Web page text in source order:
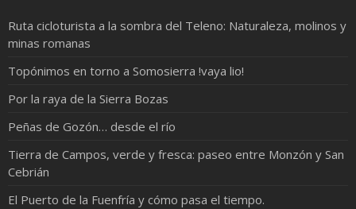
Ruta cicloturista a la sombra del Teleno: Naturaleza, molinos y
minas romanas
Topónimos en torno a Somosierra !vaya lio!
Por la raya de la Sierra Bozas
Peñas de Gozón… desde el río
Tierra de Campos, verde y fresca: paseo entre Monzón y San
Cebrián
El Puerto de la Fuenfría y cómo pasa el tiempo.